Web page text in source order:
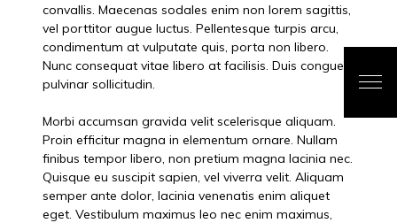
convallis. Maecenas sodales enim non lorem sagittis,
vel porttitor augue luctus. Pellentesque turpis arcu,
condimentum at vulputate quis, porta non libero.
Nunc consequat vitae libero at facilisis. Duis congue
pulvinar sollicitudin.
Morbi accumsan gravida velit scelerisque aliquam.
Proin efficitur magna in elementum ornare. Nullam
finibus tempor libero, non pretium magna lacinia nec.
Quisque eu suscipit sapien, vel viverra velit. Aliquam
semper ante dolor, lacinia venenatis enim aliquet
eget. Vestibulum maximus leo nec enim maximus,